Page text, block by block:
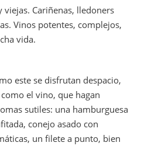
viejas. Cariñenas, lledoners
Vinos potentes, complejos,
vida.
este se disfrutan despacio,
el vino, que hagan
sutiles: una hamburguesa
conejo asado con
un filete a punto, bien